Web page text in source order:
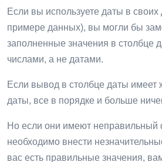
Если вы используете даты в своих
примере данных), вы могли бы
заполненные значения в столбце
числами, а не датами.
Если вывод в столбце даты
даты, все в порядке и больше
Но если они имеют
необходимо внести
вас есть правильные значения,